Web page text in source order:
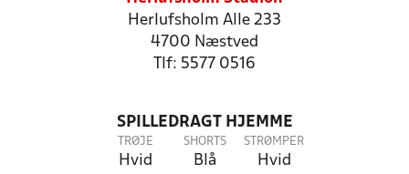
Herlufsholm Alle 233
4700 Næstved
Tlf: 5577 0516
SPILLEDRAGT HJEMME
TRØJE
Hvid
SHORTS
Blå
STRØMPER
Hvid